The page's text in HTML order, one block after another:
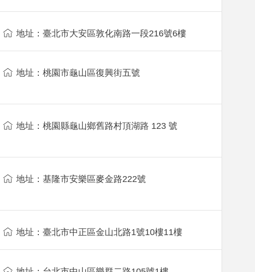
地址：臺北市大安區敦化南路一段216號6樓
地址：桃園市龜山區復興街五號
地址：桃園縣龜山鄉舊路村頂湖路 123 號
地址：基隆市安樂區麥金路222號
地址：臺北市中正區金山北路1號10樓11樓